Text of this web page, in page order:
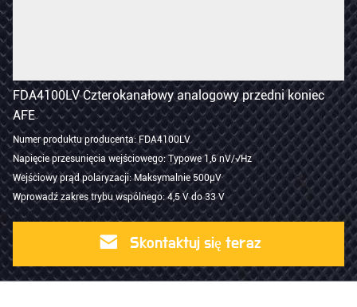
FDA4100LV Czterokanałowy analogowy przedni koniec
AFE
Numer produktu producenta: FDA4100LV
Napięcie przesunięcia wejściowego: Typowe 1,6 nV/√Hz
Wejściowy prąd polaryzacji: Maksymalnie 500µV
Wprowadź zakres trybu wspólnego: 4,5 V do 33 V
Skontaktuj się teraz